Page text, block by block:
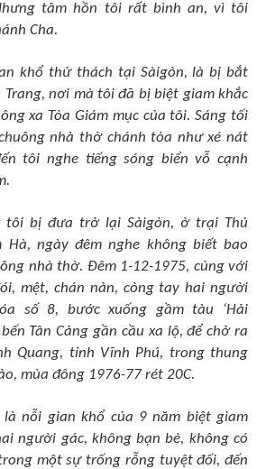
tâm hồn tôi rất bình an, vì tôi
Cha.
khổ thử thách tại Sàigòn, là bị bắt
nơi mà tôi đã bị biệt giam khắc
xa Tòa Giám mục của tôi. Sáng tối
nhà thờ chánh tòa như xé nát
tôi nghe tiếng sóng biển vỗ cạnh
tôi bị đưa trở lại Sàigòn, ở trại Thủ
Hà, ngày đêm nghe không biết bao
nhà thờ. Ðêm 1-12-1975, cùng với
mệt, chán nản, còng tay hai người
số 8, bước xuống gầm tàu ‘Hải
Tân Cảng gần cầu xa lộ, để chở ra
Quang, tỉnh Vĩnh Phú, trong thung
mùa đông 1976-77 rét 20C.
là nỗi gian khổ của 9 năm biệt giam
người gác, không bạn bè, không có
một sự trống rỗng tuyệt đối, đến